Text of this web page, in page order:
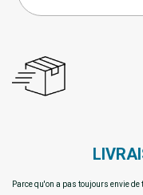
Parce qu'on a pas toujours envie